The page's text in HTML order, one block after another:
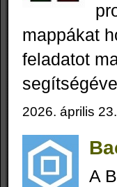
mappákat
feladatot
2026. április
A